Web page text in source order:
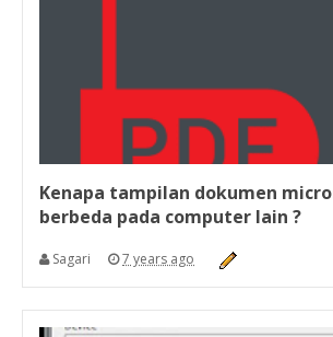
Kenapa tampilan dokumen
berbeda pada computer lain ?
Sagari 7 years ago